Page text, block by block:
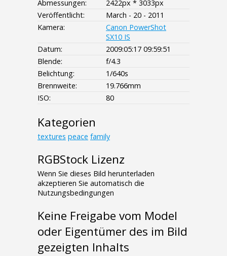
Abmessungen:
2422px * 3033px
Veröffentlicht:
March - 20 - 2011
Kamera:
Canon PowerShot
SX10 IS
Datum:
2009:05:17 09:59:51
Blende:
f/4.3
Belichtung:
1/640s
Brennweite:
19.766mm
ISO:
80
Kategorien
textures peace family
RGBStock Lizenz
Wenn Sie dieses Bild herunterladen
akzeptieren Sie automatisch die
Nutzungsbedingungen
Keine Freigabe vom Model
oder Eigentümer des im Bild
gezeigten Inhalts